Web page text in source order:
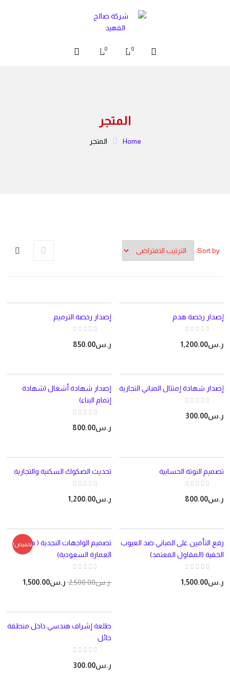
0 0
المتجر
Home المتجر
Sort by:
إصدار رخصة الترميم
ر.س850.00
إصدار رخصة هدم
ر.س1,200.00
إصدار شهادة أشغال (شهادة
إتمام البناء)
ر.س800.00
إصدار شهادة إمتثال المباني التجارية
ر.س300.00
تحديث الصكوك السكنية والتجارية
ر.س1,200.00
تصميم النوتة الحسابية
ر.س800.00
تخفيض!
تصميم الواجهات النجدية ( هوية
العمارة السعودية)
ر.س2,500.00 ر.س1,500.00
رفع التأمين على المباني ضد العيوب
الخفية (المقاول المعتمد)
ر.س1,500.00
طلعة إشراف هندسي داخل منطقة
حائل
ر.س300.00